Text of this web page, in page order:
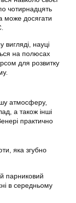
чотирнадцять
може досягати
вигляді, науці
на полюсах
для розвитку
атмосферу,
а також інші
практично
яка згубно
парниковий
в середньому